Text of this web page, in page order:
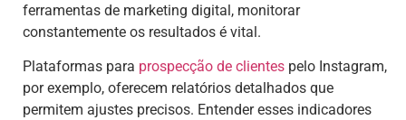
ferramentas de marketing digital, monitorar
constantemente os resultados é vital.
Plataformas para prospecção de clientes pelo Instagram,
por exemplo, oferecem relatórios detalhados que
permitem ajustes precisos. Entender esses indicadores